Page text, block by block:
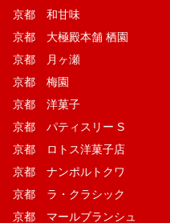
京都 和甘味
京都 大極殿本舗 栖園
京都 月ヶ瀬
京都 梅園
京都 洋菓子
京都 パティスリー S
京都 ロトス洋菓子店
京都 ナンポルトクワ
京都 ラ・クラシック
京都 マールブランシュ